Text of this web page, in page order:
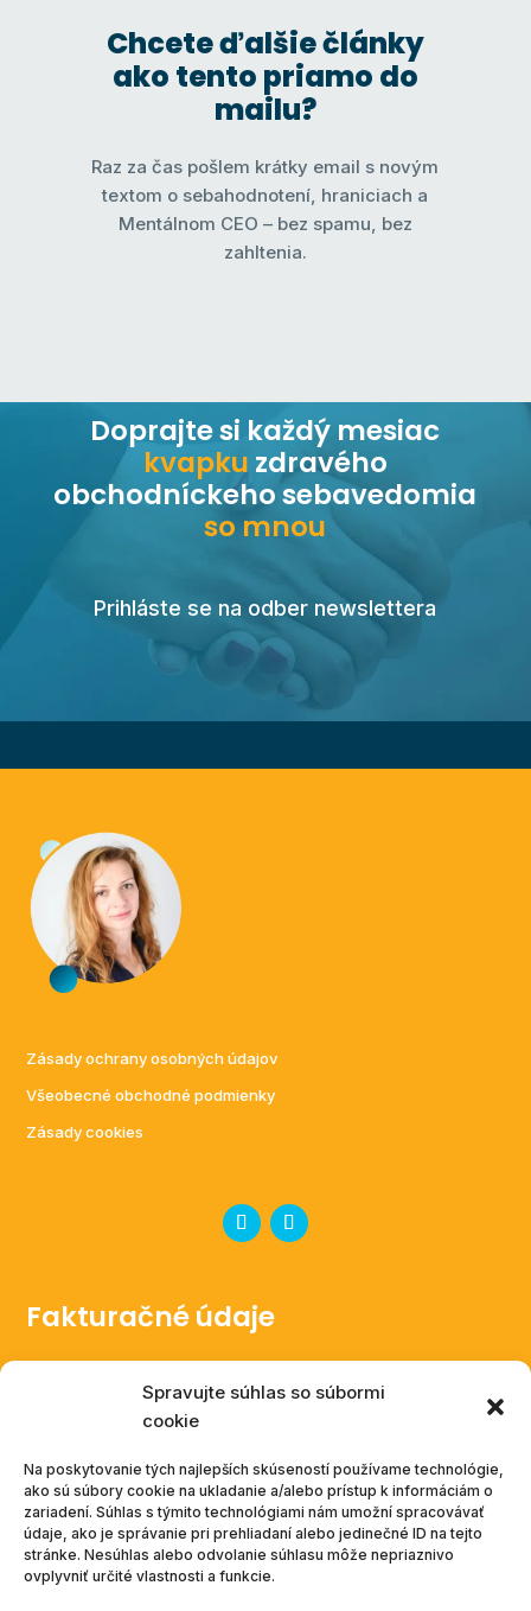
Spravujte súhlas so súbormi
cookie
Na poskytovanie tých najlepších skúseností používame technológie,
ako sú súbory cookie na ukladanie a/alebo prístup k informáciám o
zariadení. Súhlas s týmito technológiami nám umožní spracovávať
údaje, ako je správanie pri prehliadaní alebo jedinečné ID na tejto
stránke. Nesúhlas alebo odvolanie súhlasu môže nepriaznivo
ovplyvniť určité vlastnosti a funkcie.
Chcete ďalšie články
ako tento priamo do
mailu?
Raz za čas pošlem krátky email s novým
textom o sebahodnotení, hraniciach a
Mentálnom CEO – bez spamu, bez
zahltenia.
Doprajte si každý mesiac
kvapku zdravého
obchodníckeho sebavedomia
so mnou
Prihláste se na odber newslettera
Zásady ochrany osobných údajov
Všeobecné obchodné podmienky
Zásady cookies
Fakturačné údaje
Aneta Babušová
V ladech 252/7, Zlonín
IČ: 14040000
DIČ: CZ8551258320
Podnikatelka zapísaná v živnostenskom rejstríku